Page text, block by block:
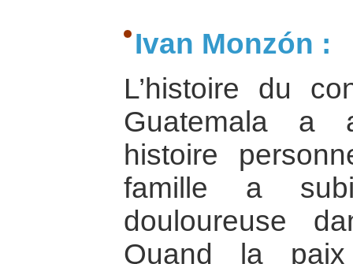
Ivan Monzón :
L’histoire du
Guatemala a
histoire
famille a
douloureuse
Quand la